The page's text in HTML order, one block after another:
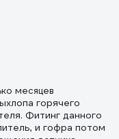
месяцев
горячего
Фитинг данного
и гофра потом